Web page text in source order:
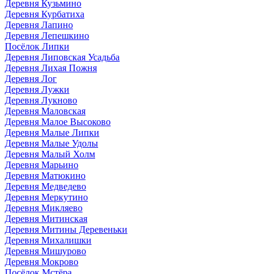
Деревня Кузьмино
Деревня Курбатиха
Деревня Лапино
Деревня Лепешкино
Посёлок Липки
Деревня Липовская Усадьба
Деревня Лихая Пожня
Деревня Лог
Деревня Лужки
Деревня Лукново
Деревня Маловская
Деревня Малое Высоково
Деревня Малые Липки
Деревня Малые Удолы
Деревня Малый Холм
Деревня Марьино
Деревня Матюкино
Деревня Медведево
Деревня Меркутино
Деревня Микляево
Деревня Митинская
Деревня Митины Деревеньки
Деревня Михалишки
Деревня Мишурово
Деревня Мокрово